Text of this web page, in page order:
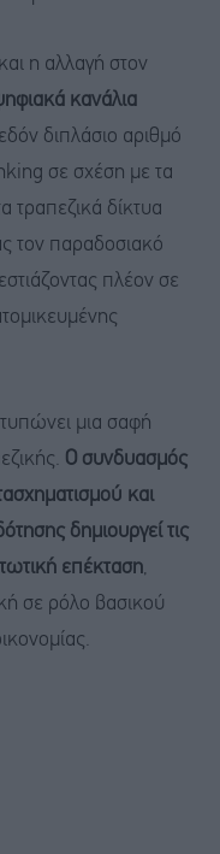
η αλλαγή στον
κανάλια
διπλάσιο αριθμό
σε σχέση με τα
τραπεζικά δίκτυα
τον παραδοσιακό
πλέον σε
μια σαφή
Ο συνδυασμός
και
δημιουργεί τις
επέκταση,
σε ρόλο βασικού